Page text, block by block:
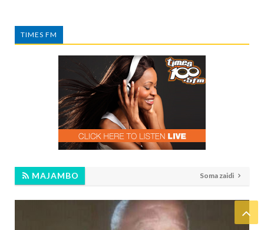
TIMES FM
MAJAMBO Soma zaidi